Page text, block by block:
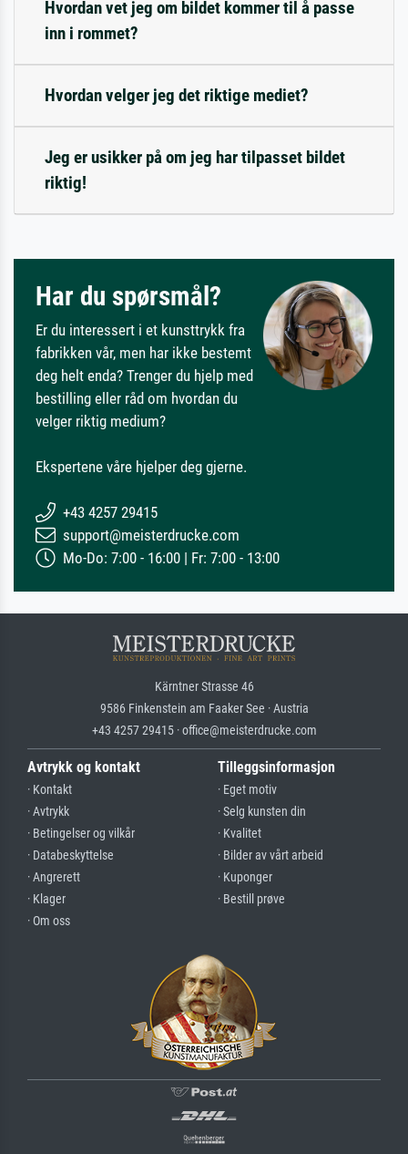
Hvordan vet jeg om bildet kommer til å passe
inn i rommet?
Hvordan velger jeg det riktige mediet?
Jeg er usikker på om jeg har tilpasset bildet
riktig!
Har du spørsmål?
Er du interessert i et kunsttrykk fra
fabrikken vår, men har ikke bestemt
deg helt enda? Trenger du hjelp med
bestilling eller råd om hvordan du
velger riktig medium?
Ekspertene våre hjelper deg gjerne.
+43 4257 29415
support@meisterdrucke.com
Mo-Do: 7:00 - 16:00 | Fr: 7:00 - 13:00
Kärntner Strasse 46
9586 Finkenstein am Faaker See · Austria
+43 4257 29415 · office@meisterdrucke.com
Avtrykk og kontakt
· Kontakt
· Avtrykk
· Betingelser og vilkår
· Databeskyttelse
· Angrerett
· Klager
· Om oss
Tilleggsinformasjon
· Eget motiv
· Selg kunsten din
· Kvalitet
· Bilder av vårt arbeid
· Kuponger
· Bestill prøve